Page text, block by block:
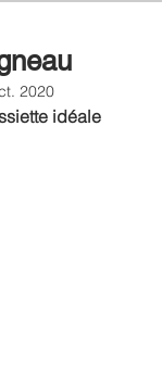
2020
idéale